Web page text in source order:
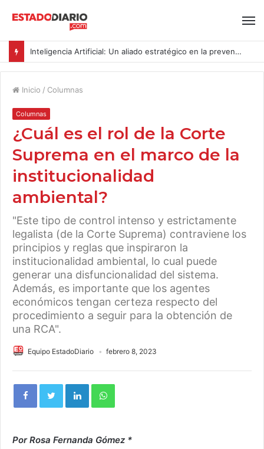
Inteligencia Artificial: Un aliado estratégico en la prevención del acoso y la violencia laboral bajo la Ley Karin
Inicio / Columnas
Columnas
¿Cuál es el rol de la Corte
Suprema en el marco de la
institucionalidad
ambiental?
"Este tipo de control intenso y estrictamente
legalista (de la Corte Suprema) contraviene los
principios y reglas que inspiraron la
institucionalidad ambiental, lo cual puede
generar una disfuncionalidad del sistema.
Además, es importante que los agentes
económicos tengan certeza respecto del
procedimiento a seguir para la obtención de
una RCA".
Equipo EstadoDiario febrero 8, 2023
Por Rosa Fernanda Gómez *